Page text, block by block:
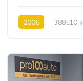
2006 388510